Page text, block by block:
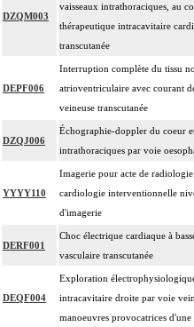
DZQM003
vaisseaux intrathoraciques, au
thérapeutique intracavitaire
transcutanée
DEPF006
Interruption complète du tissu
atrioventriculaire avec courant
veineuse transcutanée
DZQJ006
Échographie-doppler du coeur
intrathoraciques par voie
YYYY110
Imagerie pour acte de
cardiologie interventionnelle
d'imagerie
DERF001
Choc électrique cardiaque à
vasculaire transcutanée
DEQF004
Exploration
intracavitaire droite par voie
manoeuvres provocatrices